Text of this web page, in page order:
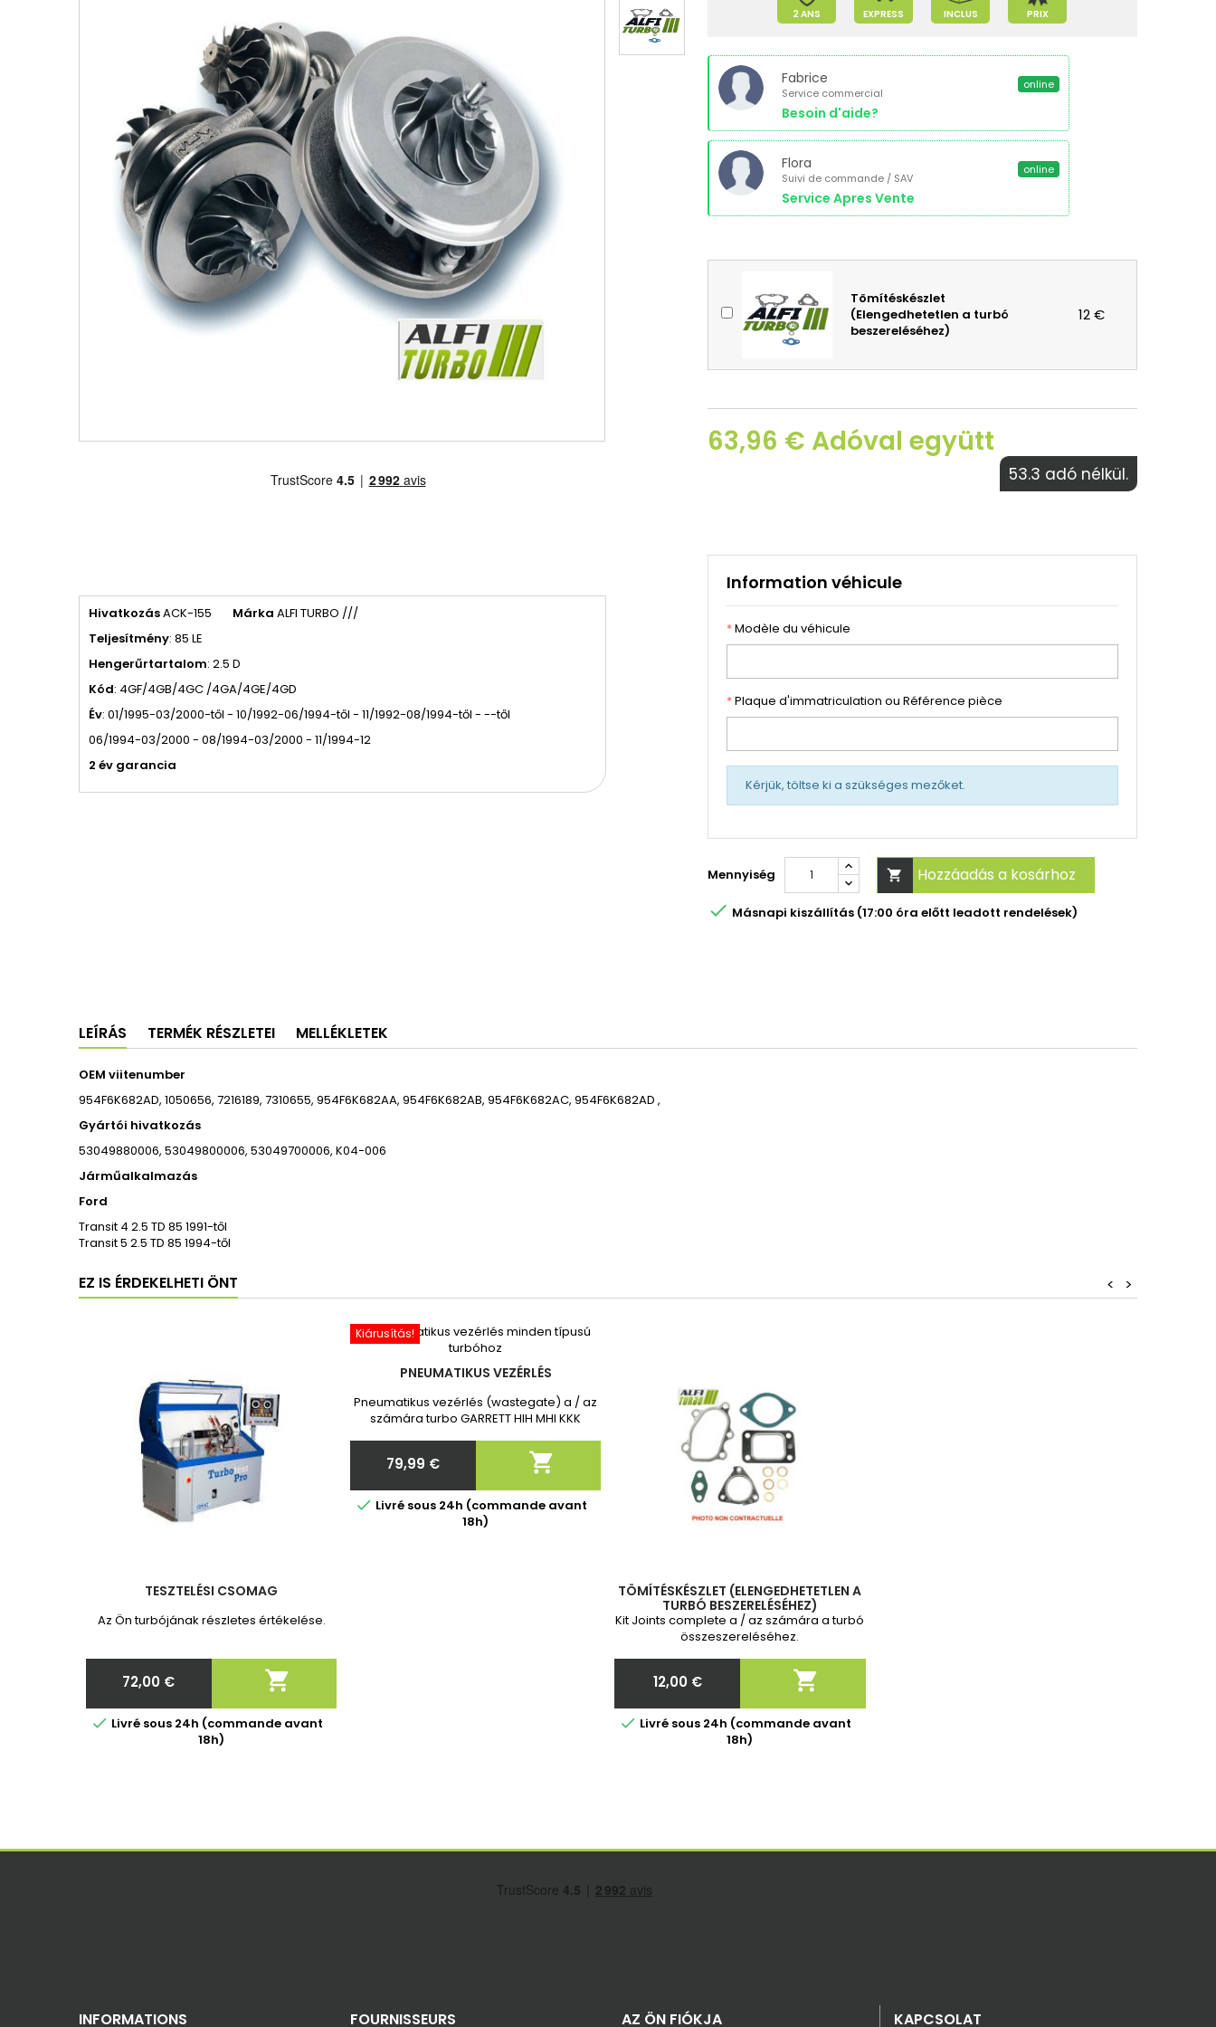
HivatkozásACK-155 Márka ALFI TURBO ///
Teljesítmény: 85 LE
Hengerűrtartalom: 2.5 D
Kód: 4GF/4GB/4GC /4GA/4GE/4GD
Év: 01/1995-03/2000-től - 10/1992-06/1994-től - 11/1992-08/1994-től - --től
06/1994-03/2000 - 08/1994-03/2000 - 11/1994-12
2 év garancia
2 ANS EXPRESS INCLUS PRIX
Fabrice
Service commercial
Besoin d'aide?
online
Flora
Suivi de commande / SAV
Service Apres Vente
online
Tömítéskészlet
(Elengedhetetlen a turbó
beszereléséhez)
12 €
63,96 € Adóval együtt
53.3 adó nélkül.
Information véhicule
*Modèle du véhicule
*Plaque d'immatriculation ou Référence pièce
Kérjük, töltse ki a szükséges mezőket.
Mennyiség  Hozzáadás a kosárhoz
 Másnapi kiszállítás (17:00 óra előtt leadott rendelések)
LEÍRÁS TERMÉK RÉSZLETEI MELLÉKLETEK
OEM viitenumber
954F6K682AD, 1050656, 7216189, 7310655, 954F6K682AA, 954F6K682AB, 954F6K682AC, 954F6K682AD ,
Gyártói hivatkozás
53049880006, 53049800006, 53049700006, K04-006
Járműalkalmazás
Ford
Transit 4 2.5 TD 85 1991-től
Transit 5 2.5 TD 85 1994-től
EZ IS ÉRDEKELHETI ÖNT >
<
TESZTELÉSI CSOMAG
Az Ön turbójának részletes értékelése.
Ár
72,00 € 
 Livré sous 24h (commande avant
18h)
Kiárusítás!
PNEUMATIKUS VEZÉRLÉS
Pneumatikus vezérlés (wastegate) a / az
számára turbo GARRETT HIH MHI KKK
garanciával. Megrendelés után kérjük,
adja meg nekünk a turbó pontos
Ár
79,99 € 
 Livré sous 24h (commande avant
18h)
TÖMÍTÉSKÉSZLET (ELENGEDHETETLEN A
TURBÓ BESZERELÉSÉHEZ)
Kit Joints complete a / az számára a turbó
összeszereléséhez.
Ár
12,00 € 
 Livré sous 24h (commande avant
18h)
INFORMATIONS FOURNISSEURS AZ ÖN FIÓKJA KAPCSOLAT